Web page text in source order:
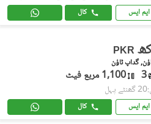
ایس کال
PKR
گداپ ٹاؤن
3 1,100 مربع فیٹ
ایس کال